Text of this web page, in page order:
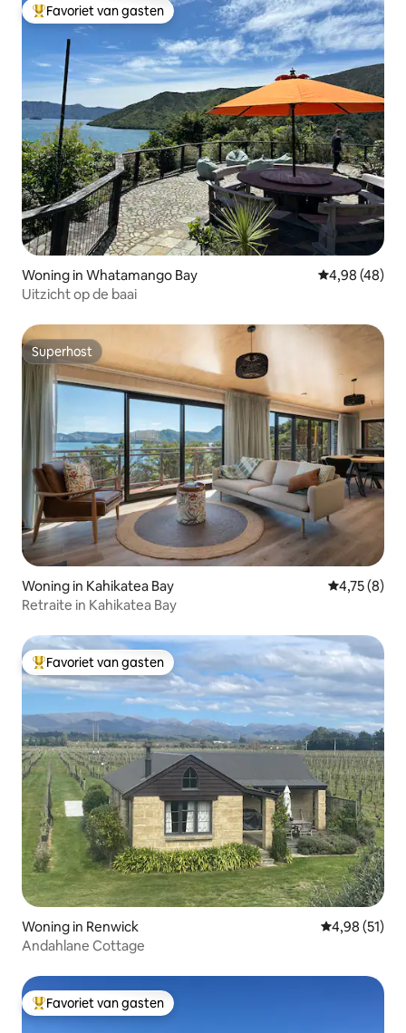
Topfavoriet van gasten
Favoriet van gasten
Woning in Whatamango Bay Gemiddelde
4,98 (48)
Uitzicht op de baai
Superhost
Superhost
Woning in Kahikatea Bay
4,75 (8)
Retraite in Kahikatea Bay
Topfavoriet van gasten
Favoriet van gasten
Woning in Renwick Gemiddelde
4,98 (51)
Andahlane Cottage
Topfavoriet van gasten
Favoriet van gasten